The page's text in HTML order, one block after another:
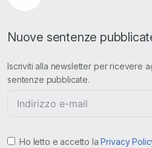
Nuove sentenze
Iscriviti alla newsletter per ricevere
sentenze pubblicate.
Ho letto e accetto laPrivacy